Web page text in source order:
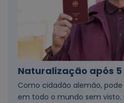
Naturalização após 5
Como cidadão alemão, pode
em todo o mundo sem visto.